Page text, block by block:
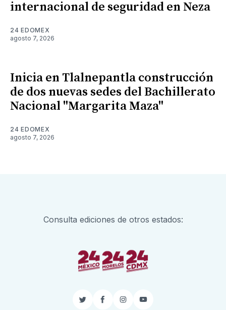
internacional de seguridad en Neza
24 EDOMEX
agosto 7, 2026
Inicia en Tlalnepantla construcción
de dos nuevas sedes del Bachillerato
Nacional "Margarita Maza"
24 EDOMEX
agosto 7, 2026
Consulta ediciones de otros estados:
TwitterFacebook
InstagramYouTube